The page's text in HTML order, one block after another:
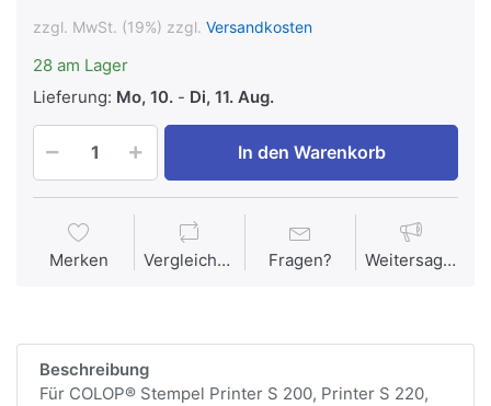
zzgl. MwSt. (19%) zzgl. Versandkosten
28 am Lager
Lieferung: Mo, 10. - Di, 11. Aug.
In den Warenkorb
Merken Vergleichen Fragen? Weitersagen
Beschreibung
Für COLOP® Stempel Printer S 200, Printer S 220,